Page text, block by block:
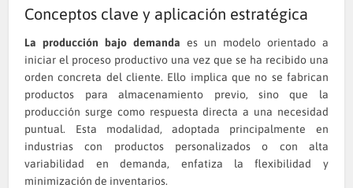
Conceptos clave y aplicación estratégica
La producción bajo demanda es un modelo orientado a
iniciar el proceso productivo una vez que se ha recibido una
orden concreta del cliente. Ello implica que no se fabrican
productos para almacenamiento previo, sino que la
producción surge como respuesta directa a una necesidad
puntual. Esta modalidad, adoptada principalmente en
industrias con productos personalizados o con alta
variabilidad en demanda, enfatiza la flexibilidad y
minimización de inventarios.